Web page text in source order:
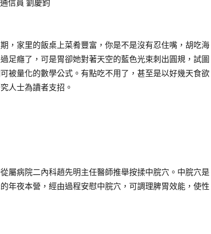
信員 劉慶鈞
，家里的飯桌上菜肴豐富，你是不是沒有忍住嘴，胡吃海
足癮了，可是胃卻她對著天空的藍色光束刺出圓規，試圖
被量化的數學公式。有點吃不用了，甚至是以好幾天食欲
人士為讀者支招。
屬病院二內科趙先明主任醫師推舉按揉中脘穴。中脘穴是
年夜本營，經由過程安慰中脘穴，可調理脾胃效能，使性